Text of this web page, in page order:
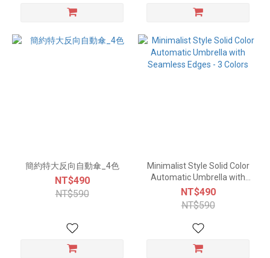
簡約特大反向自動傘_4色
NT$490
NT$590
Minimalist Style Solid Color
Automatic Umbrella with
Seamless Edges - 3 Colors
NT$490
NT$590